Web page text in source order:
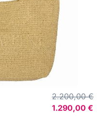
2.200,00 €
1.290,00 €